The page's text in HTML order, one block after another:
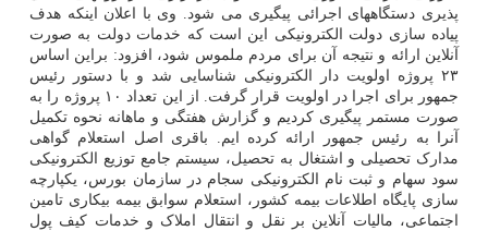
پذیری دستگاههای اجرائی پیگیری می شود. وی با اعلان اینکه هدف
پیاده سازی دولت الکترونیکی این است که خدمات دولت به صورت
آنلاین ارائه و نتیجه آن برای مردم ملموس شود، افزود: براین اساس
۲۳ پروژه اولویت دار الکترونیکی شناسایی شد و با دستور رئیس
جمهور برای اجرا در اولویت قرار گرفت. از این تعداد ۱۰ پروژه را به
صورت مستمر پیگیری کردیم و گزارش هفتگی و ماهانه نحوه تکمیل
آنرا به رئیس جمهور ارائه کرده ایم. باقری اصل استعلام گواهی
مدارک تحصیلی و اشتغال به تحصیل، سیستم جامع توزیع الکترونیکی
سود سهام و ثبت نام الکترونیکی سجام در سازمان بورس، یکپارچه
سازی پایگاه اطلاعات بیمه کشور، استعلام سوابق بیمه بیکاری تامین
اجتماعی، مالیات آنلاین بر نقل و انتقال املاک و خدمات کیف پول